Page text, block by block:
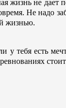
жизнь не дает
Не надо
жизнью.
у тебя есть